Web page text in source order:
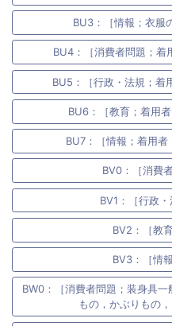
BU3：［情報；衣服
BU4：［消費者問題；着
BU5：［行政・法規；着
BU6：［教育；着用
BU7：［情報；着用
BV0：［消費
BV1：［行政
BV2：［教
BV3：［情
BW0：［消費者問題；装身具
もの，かぶりもの